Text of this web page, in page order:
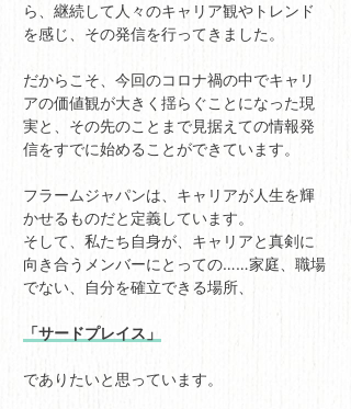
ら、継続して人々のキャリア観やトレンド
を感じ、その発信を行ってきました。
だからこそ、今回のコロナ禍の中でキャリ
アの価値観が大きく揺らぐことになった現
実と、その先のことまで見据えての情報発
信をすでに始めることができています。
フラームジャパンは、キャリアが人生を輝
かせるものだと定義しています。
そして、私たち自身が、キャリアと真剣に
向き合うメンバーにとっての……家庭、職場
でない、自分を確立できる場所、
「サードプレイス」
でありたいと思っています。